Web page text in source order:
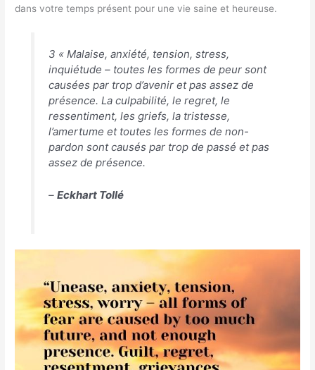
dans votre temps présent pour une vie saine et heureuse.
3 « Malaise, anxiété, tension, stress,
inquiétude – toutes les formes de peur sont
causées par trop d’avenir et pas assez de
présence. La culpabilité, le regret, le
ressentiment, les griefs, la tristesse,
l’amertume et toutes les formes de non-
pardon sont causés par trop de passé et pas
assez de présence.
– Eckhart Tollé